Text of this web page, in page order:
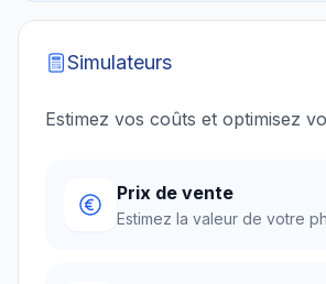
Simulateurs
Estimez vos coûts et optimisez
Prix de vente
Estimez la valeur de votre